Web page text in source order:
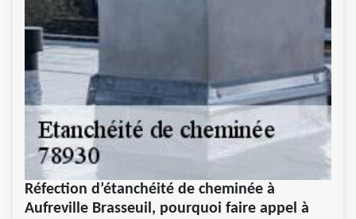
Réfection d’étanchéité de cheminée à
Aufreville Brasseuil, pourquoi faire appel à